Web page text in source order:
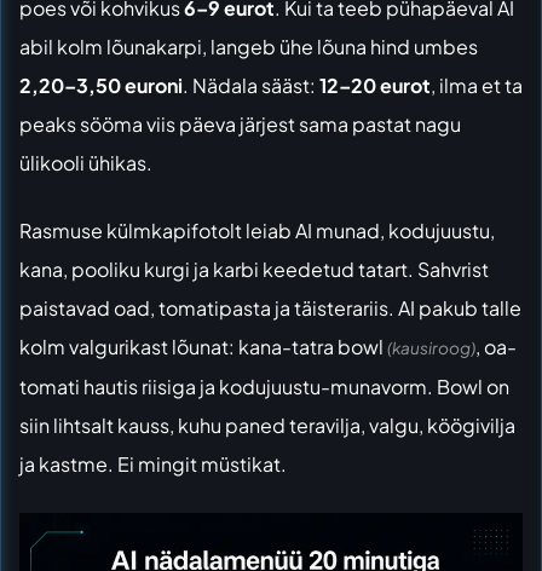
poes või kohvikus6–9 eurot. Kui ta teeb pühapäeval AI
abil kolm lõunakarpi, langeb ühe lõuna hind umbes
2,20–3,50 euroni. Nädala sääst: 12–20 eurot, ilma et ta
peaks sööma viis päeva järjest sama pastat nagu
ülikooli ühikas.
Rasmuse külmkapifotolt leiab AI munad, kodujuustu,
kana, pooliku kurgi ja karbi keedetud tatart. Sahvrist
paistavad oad, tomatipasta ja täisterariis. AI pakub talle
kolm valgurikast lõunat: kana-tatra bowl (kausiroog), oa-
tomati hautis riisiga ja kodujuustu-munavorm. Bowl on
siin lihtsalt kauss, kuhu paned teravilja, valgu, köögivilja
ja kastme. Ei mingit müstikat.